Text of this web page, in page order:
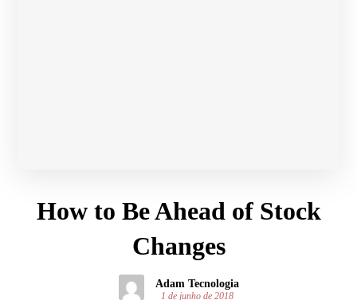
How to Be Ahead of Stock
Changes
Adam Tecnologia
1 de junho de 2018